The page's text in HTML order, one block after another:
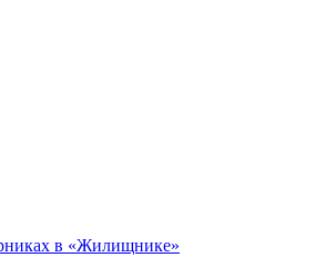
в «Жилищнике»